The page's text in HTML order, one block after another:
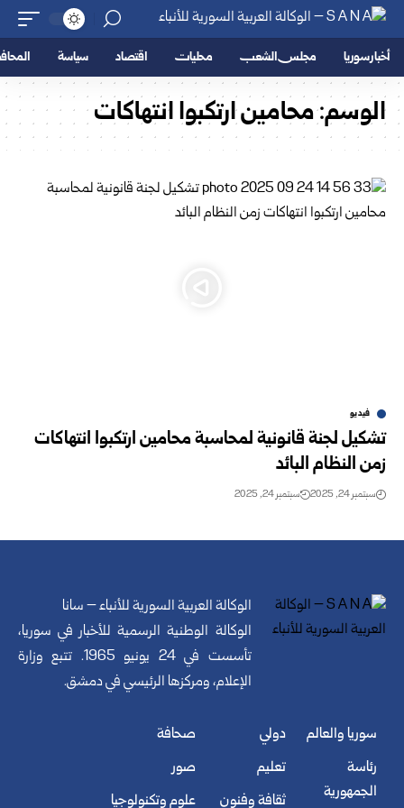
أخبار سوريا مجلس الشعب محليات اقتصاد سياسة
الوسم:محامين ارتكبوا انتهاكات
فيديو
تشكيل لجنة قانونية لمحاسبة محامين ارتكبوا انتهاكات
زمن النظام البائد
سبتمبر 24, 2025 سبتمبر 24, 2025
الوكالة العربية السورية للأنباء – سانا
الوكالة الوطنية الرسمية للأخبار في سوريا،
تأسست في 24 يونيو 1965. تتبع وزارة
الإعلام، ومركزها الرئيسي في دمشق.
سوريا والعالم
رئاسة
الجمهورية
دولي
تعليم
ثقافة وفنون
صحافة
صور
علوم وتكنولوجيا